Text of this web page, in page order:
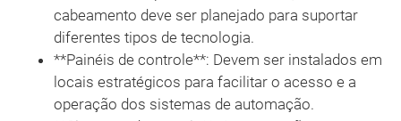
cabeamento deve ser planejado para suportar
diferentes tipos de tecnologia.
**Painéis de controle**: Devem ser instalados em
locais estratégicos para facilitar o acesso e a
operação dos sistemas de automação.